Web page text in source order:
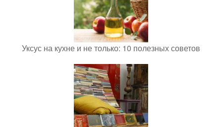
Уксус на кухне и не только: 10 полезных советов